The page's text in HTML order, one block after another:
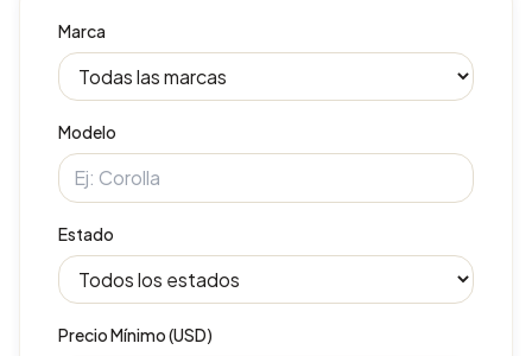
Marca
Modelo
Estado
Precio Mínimo (USD)